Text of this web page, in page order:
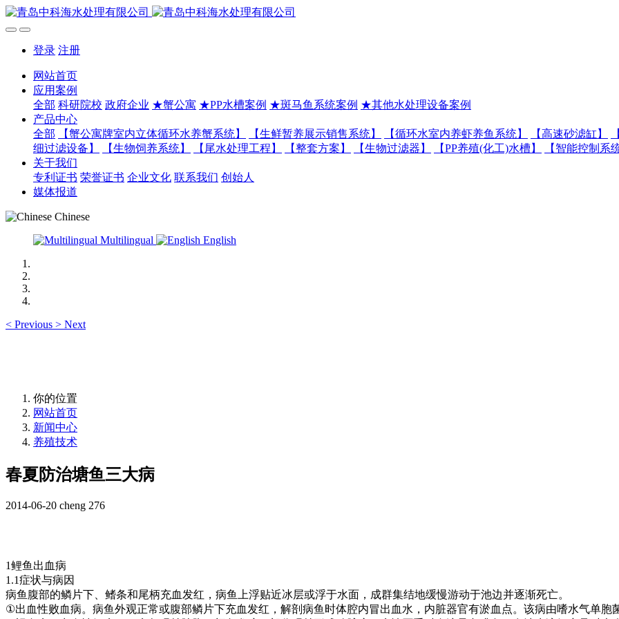
登录 注册
网站首页
应用案例
全部 科研院校 政府企业 ★蟹公寓 ★PP水槽案例 ★斑马鱼系统案例 ★其他水处理设备案例
产品中心
全部
【蟹公寓牌室内立体循环水养蟹系统】 【生鲜暂养展示销售系统】 【循环水室内养虾养鱼系统】 【高速砂滤缸】
细过滤设备】
【生物饲养系统】 【尾水处理工程】 【整套方案】 【生物过滤器】 【PP养殖(化工)水槽】
【智能控制系
关于我们
专利证书 荣誉证书 企业文化 联系我们 创始人
媒体报道
Chinese
Multilingual
English
< Previous > Next
你的位置
网站首页
新闻中心
养殖技术
春夏防治塘鱼三大病
2014-06-20 cheng 276
1鲤鱼出血病
1.1症状与病因
病鱼腹部的鳞片下、鳍条和尾柄充血发红，病鱼上浮贴近冰层或浮于水面，成群集结地缓慢游动于池边并逐渐死亡。
①出血性败血病。病鱼外观正常或腹部鳞片下充血发红，解剖病鱼时体腔内冒出血水，内脏器官有淤血点。该病由嗜水气单胞